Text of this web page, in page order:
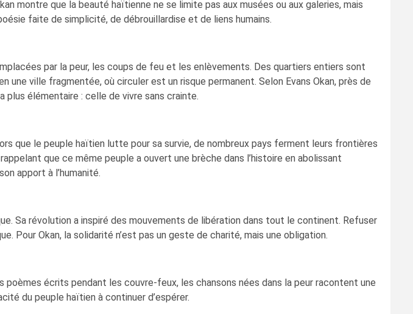
montre que la beauté haïtienne ne se limite pas aux musées ou aux galeries, mais
faite de simplicité, de débrouillardise et de liens humains.
par la peur, les coups de feu et les enlèvements. Des quartiers entiers sont
ville fragmentée, où circuler est un risque permanent. Selon Evans Okan, près de
élémentaire : celle de vivre sans crainte.
que le peuple haïtien lutte pour sa survie, de nombreux pays ferment leurs frontières
que ce même peuple a ouvert une brèche dans l’histoire en abolissant
apport à l’humanité.
Sa révolution a inspiré des mouvements de libération dans tout le continent. Refuser
Pour Okan, la solidarité n’est pas un geste de charité, mais une obligation.
écrits pendant les couvre-feux, les chansons nées dans la peur racontent une
du peuple haïtien à continuer d’espérer.